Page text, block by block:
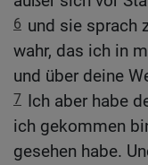
6 und sie sprach
wahr, das ich in
und über deine
7 Ich aber habe
ich gekommen
gesehen habe.